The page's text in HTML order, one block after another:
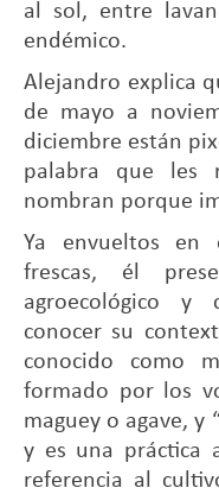
al sol, entre
endémico.
Alejandro explica
de mayo a
diciembre están
palabra que les
nombran porque
Ya envueltos en
frescas, él
agroecológico y
conocer su
conocido como
formado por los
maguey o agave, y
y es una práctica
referencia al